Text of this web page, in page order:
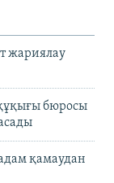
жариялау
бюросы
қамаудан